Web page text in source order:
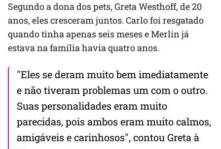
Segundo a dona dos pets, Greta Westhoff, de 20
anos, eles cresceram juntos. Carlo foi resgatado
quando tinha apenas seis meses e Merlin já
estava na família havia quatro anos.
"Eles se deram muito bem imediatamente
e não tiveram problemas um com o outro.
Suas personalidades eram muito
parecidas, pois ambos eram muito calmos,
amigáveis ​​e carinhosos", contou Greta à